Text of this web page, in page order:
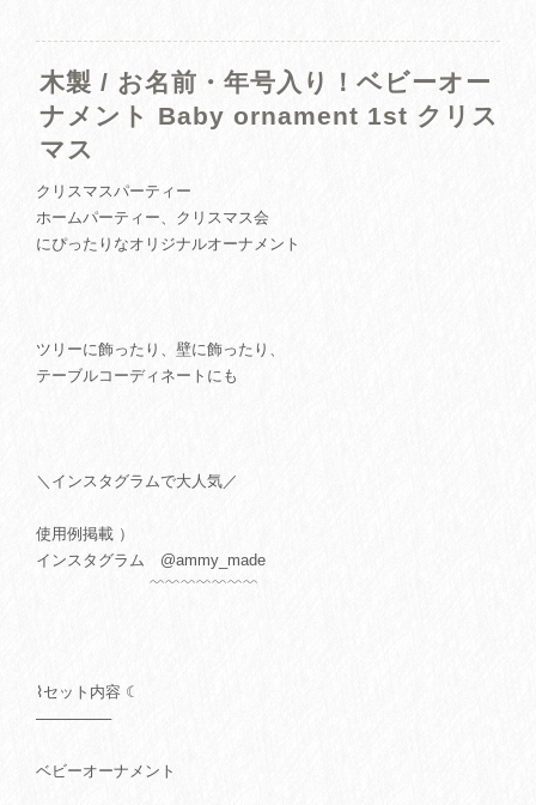
木製 / お名前・年号入り！ベビーオー
ナメント Baby ornament 1st クリス
マス
クリスマスパーティー
ホームパーティー、クリスマス会
にぴったりなオリジナルオーナメント
ツリーに飾ったり、壁に飾ったり、
テーブルコーディネートにも
＼インスタグラムで大人気／
使用例掲載 ）
インスタグラム @ammy_made
﹌﹌﹌﹌﹌﹌﹌
⌇セット内容 ☾
───────
ベビーオーナメント